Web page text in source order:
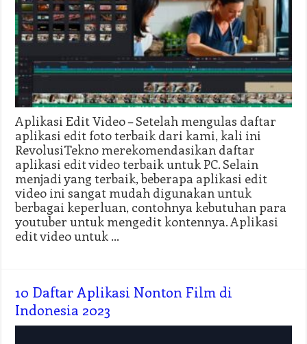
Aplikasi Edit Video – Setelah mengulas daftar
aplikasi edit foto terbaik dari kami, kali ini
RevolusiTekno merekomendasikan daftar
aplikasi edit video terbaik untuk PC. Selain
menjadi yang terbaik, beberapa aplikasi edit
video ini sangat mudah digunakan untuk
berbagai keperluan, contohnya kebutuhan para
youtuber untuk mengedit kontennya. Aplikasi
edit video untuk …
10 Daftar Aplikasi Nonton Film di
Indonesia 2023